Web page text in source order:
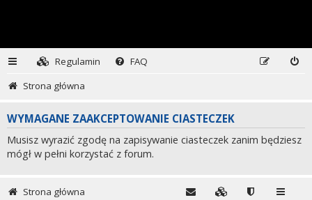
Regulamin
FAQ
Strona główna
WYMAGANE ZAAKCEPTOWANIE CIASTECZEK
Musisz wyrazić zgodę na zapisywanie ciasteczek zanim będziesz
mógł w pełni korzystać z forum.
Strona główna